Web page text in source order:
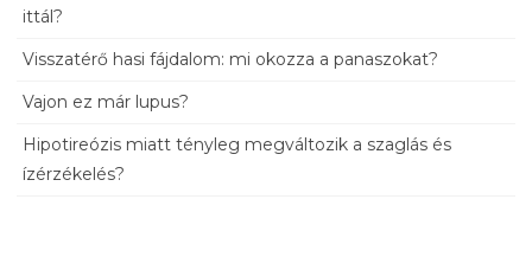
ittál?
Visszatérő hasi fájdalom: mi okozza a panaszokat?
Vajon ez már lupus?
Hipotireózis miatt tényleg megváltozik a szaglás és
ízérzékelés?